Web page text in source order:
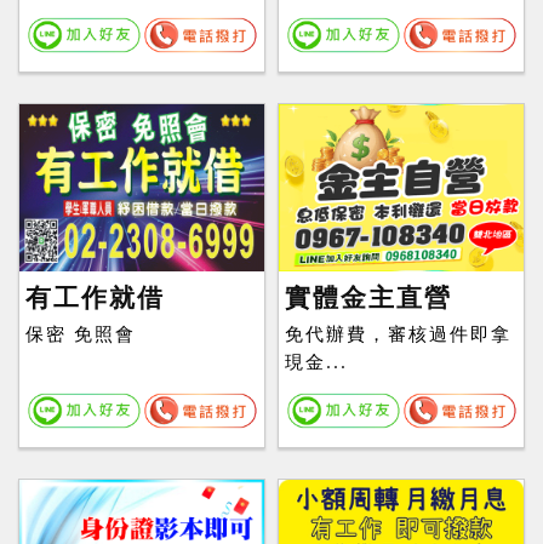
有工作就借
保密 免照會
實體金主直營
免代辦費，審核過件即拿
現金...